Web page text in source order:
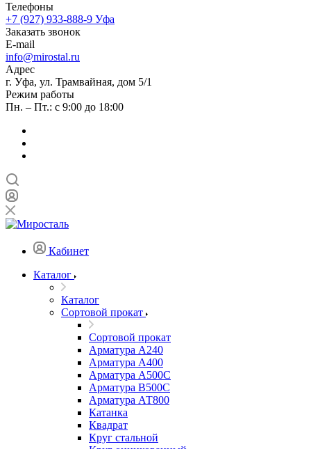
Телефоны
+7 (927) 933-888-9 Уфа
Заказать звонок
E-mail
info@mirostal.ru
Адрес
г. Уфа, ул. Трамвайная, дом 5/1
Режим работы
Пн. – Пт.: с 9:00 до 18:00
Кабинет
Каталог
Каталог
Сортовой прокат
Сортовой прокат
Арматура А240
Арматура А400
Арматура А500C
Арматура В500С
Арматура АТ800
Катанка
Квадрат
Круг стальной